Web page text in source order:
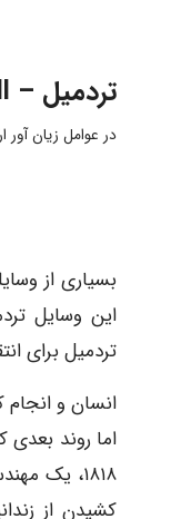
تردمیل – Treadmill
در عوامل زیان آور
بسیاری از
این وسایل
تردمیل برای
انسان و
اما روند